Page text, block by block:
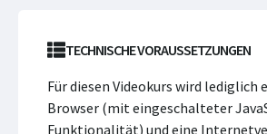
TECHNISCHE VORAUSSETZUNGEN
Für diesen Videokurs wird lediglich
Browser (mit eingeschalteter
Funktionalität) und eine